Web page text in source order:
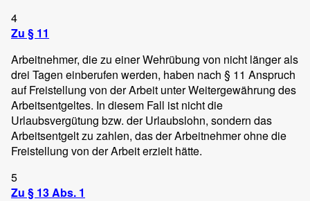
4
Zu § 11
Arbeitnehmer, die zu einer Wehrübung von nicht länger als
drei Tagen einberufen werden, haben nach § 11 Anspruch
auf Freistellung von der Arbeit unter Weitergewährung des
Arbeitsentgeltes. In diesem Fall ist nicht die
Urlaubsvergütung bzw. der Urlaubslohn, sondern das
Arbeitsentgelt zu zahlen, das der Arbeitnehmer ohne die
Freistellung von der Arbeit erzielt hätte.
5
Zu § 13 Abs. 1